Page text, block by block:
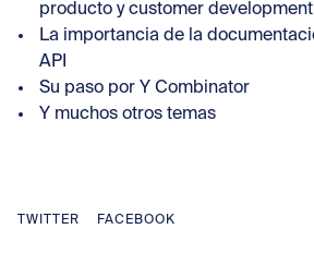
producto y customer development
La importancia de la
API
Su paso por Y Combinator
Y muchos otros temas
TWITTER FACEBOOK